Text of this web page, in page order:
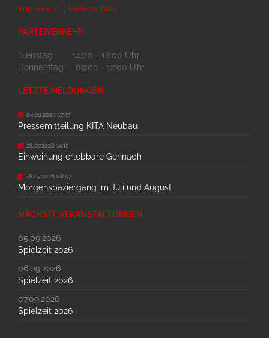
Impressum Datenschutz
PARTEIVERKEHR
Dienstag 14:00 - 18:00 Uhr
Donnerstag 09:00 - 12:00 Uhr
LETZTE MELDUNGEN
04.08.2026 17:47
Pressemitteilung KITA Neubau
28.07.2026 14:15
Einweihung erlebbare Gennach
28.07.2026 08:07
Morgenspaziergang im Juli und August
NÄCHSTE VERANSTALTUNGEN
05.09.2026
Spielzeit 2026
06.09.2026
Spielzeit 2026
07.09.2026
Spielzeit 2026